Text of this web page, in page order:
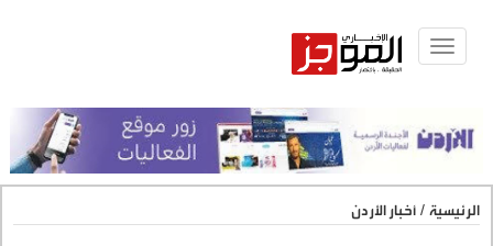
Toggle
الرئيسية / أخبار الأردن